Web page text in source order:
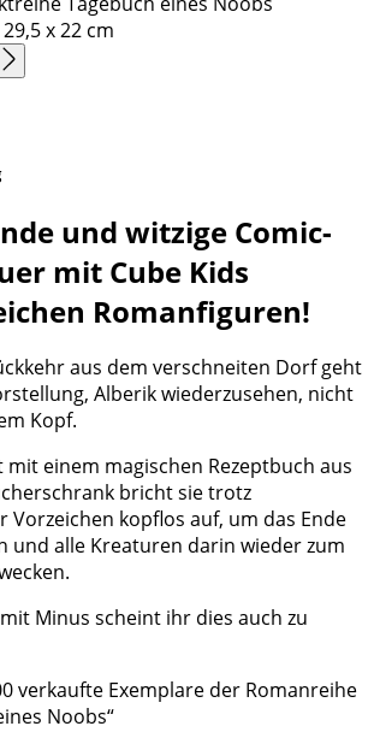
29,5 x 22 cm
und witzige Comic-
mit Cube Kids
Romanfiguren!
aus dem verschneiten Dorf geht
Alberik wiederzusehen, nicht
Kopf.
mit einem magischen Rezeptbuch aus
bricht sie trotz
Vorzeichen kopflos auf, um das Ende
und alle Kreaturen darin wieder zum
Minus scheint ihr dies auch zu
verkaufte Exemplare der Romanreihe
Noobs“